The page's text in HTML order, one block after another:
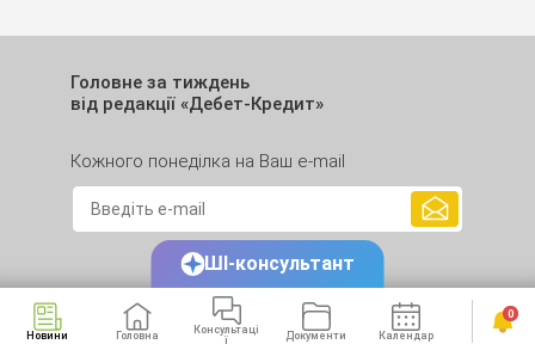
Головне за тиждень
від редакції «Дебет-Кредит»
Кожного понеділка на Ваш e-mail
Новини Головна
Консультаці
ї
Документи Календар Сервіси
0
ШІ-консультант